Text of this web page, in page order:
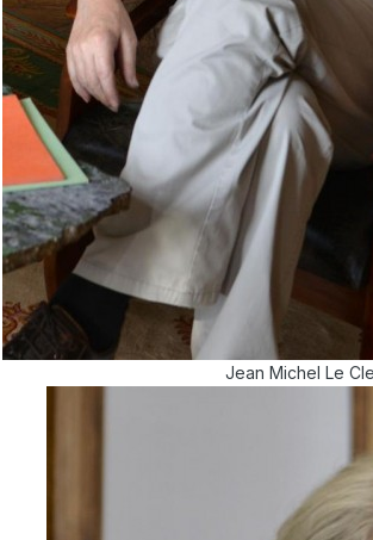
Jean Michel Le